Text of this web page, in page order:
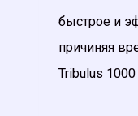
быстрое и
причиняя
Tribulus 1000